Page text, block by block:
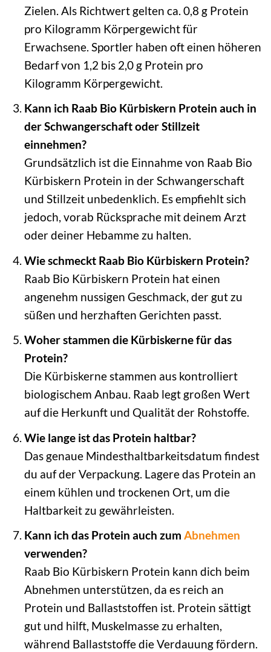
Zielen. Als Richtwert gelten ca. 0,8 g Protein
pro Kilogramm Körpergewicht für
Erwachsene. Sportler haben oft einen höheren
Bedarf von 1,2 bis 2,0 g Protein pro
Kilogramm Körpergewicht.
Kann ich Raab Bio Kürbiskern Protein auch in
der Schwangerschaft oder Stillzeit
einnehmen?
Grundsätzlich ist die Einnahme von Raab Bio
Kürbiskern Protein in der Schwangerschaft
und Stillzeit unbedenklich. Es empfiehlt sich
jedoch, vorab Rücksprache mit deinem Arzt
oder deiner Hebamme zu halten.
Wie schmeckt Raab Bio Kürbiskern Protein?
Raab Bio Kürbiskern Protein hat einen
angenehm nussigen Geschmack, der gut zu
süßen und herzhaften Gerichten passt.
Woher stammen die Kürbiskerne für das
Protein?
Die Kürbiskerne stammen aus kontrolliert
biologischem Anbau. Raab legt großen Wert
auf die Herkunft und Qualität der Rohstoffe.
Wie lange ist das Protein haltbar?
Das genaue Mindesthaltbarkeitsdatum findest
du auf der Verpackung. Lagere das Protein an
einem kühlen und trockenen Ort, um die
Haltbarkeit zu gewährleisten.
Kann ich das Protein auch zum Abnehmen
verwenden?
Raab Bio Kürbiskern Protein kann dich beim
Abnehmen unterstützen, da es reich an
Protein und Ballaststoffen ist. Protein sättigt
gut und hilft, Muskelmasse zu erhalten,
während Ballaststoffe die Verdauung fördern.